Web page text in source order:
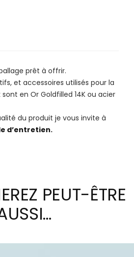
prêt à offrir.
et accessoires utilisés pour la
en Or Goldfilled 14K ou acier
du produit je vous invite à
d’entretien.
PEUT-ÊTRE